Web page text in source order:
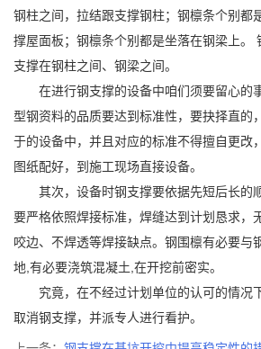
钢柱之间，拉结跟支撑钢柱；钢檩条个别都
撑屋面板；钢檩条个别都是坐落在钢梁上。
支撑在钢柱之间、钢梁之间。
在进行钢支撑的设备中咱们须要留心的
型钢资料的品质要达到标准性，要抉择直的
于的设备中，并且对应的标准不得擅自更改
图纸配好，到施工现场直接设备。
其次，设备时钢支撑要依据先短后长的
要严格依照焊接标准，焊缝达到计划恳求，
咬边、不焊透等焊接缺点。钢围檩有必要与
地,有必要浇筑混凝土,在开挖前密实。
究竟，在不经过计划单位的认可的情况
取消钢支撑，并派专人进行看护。